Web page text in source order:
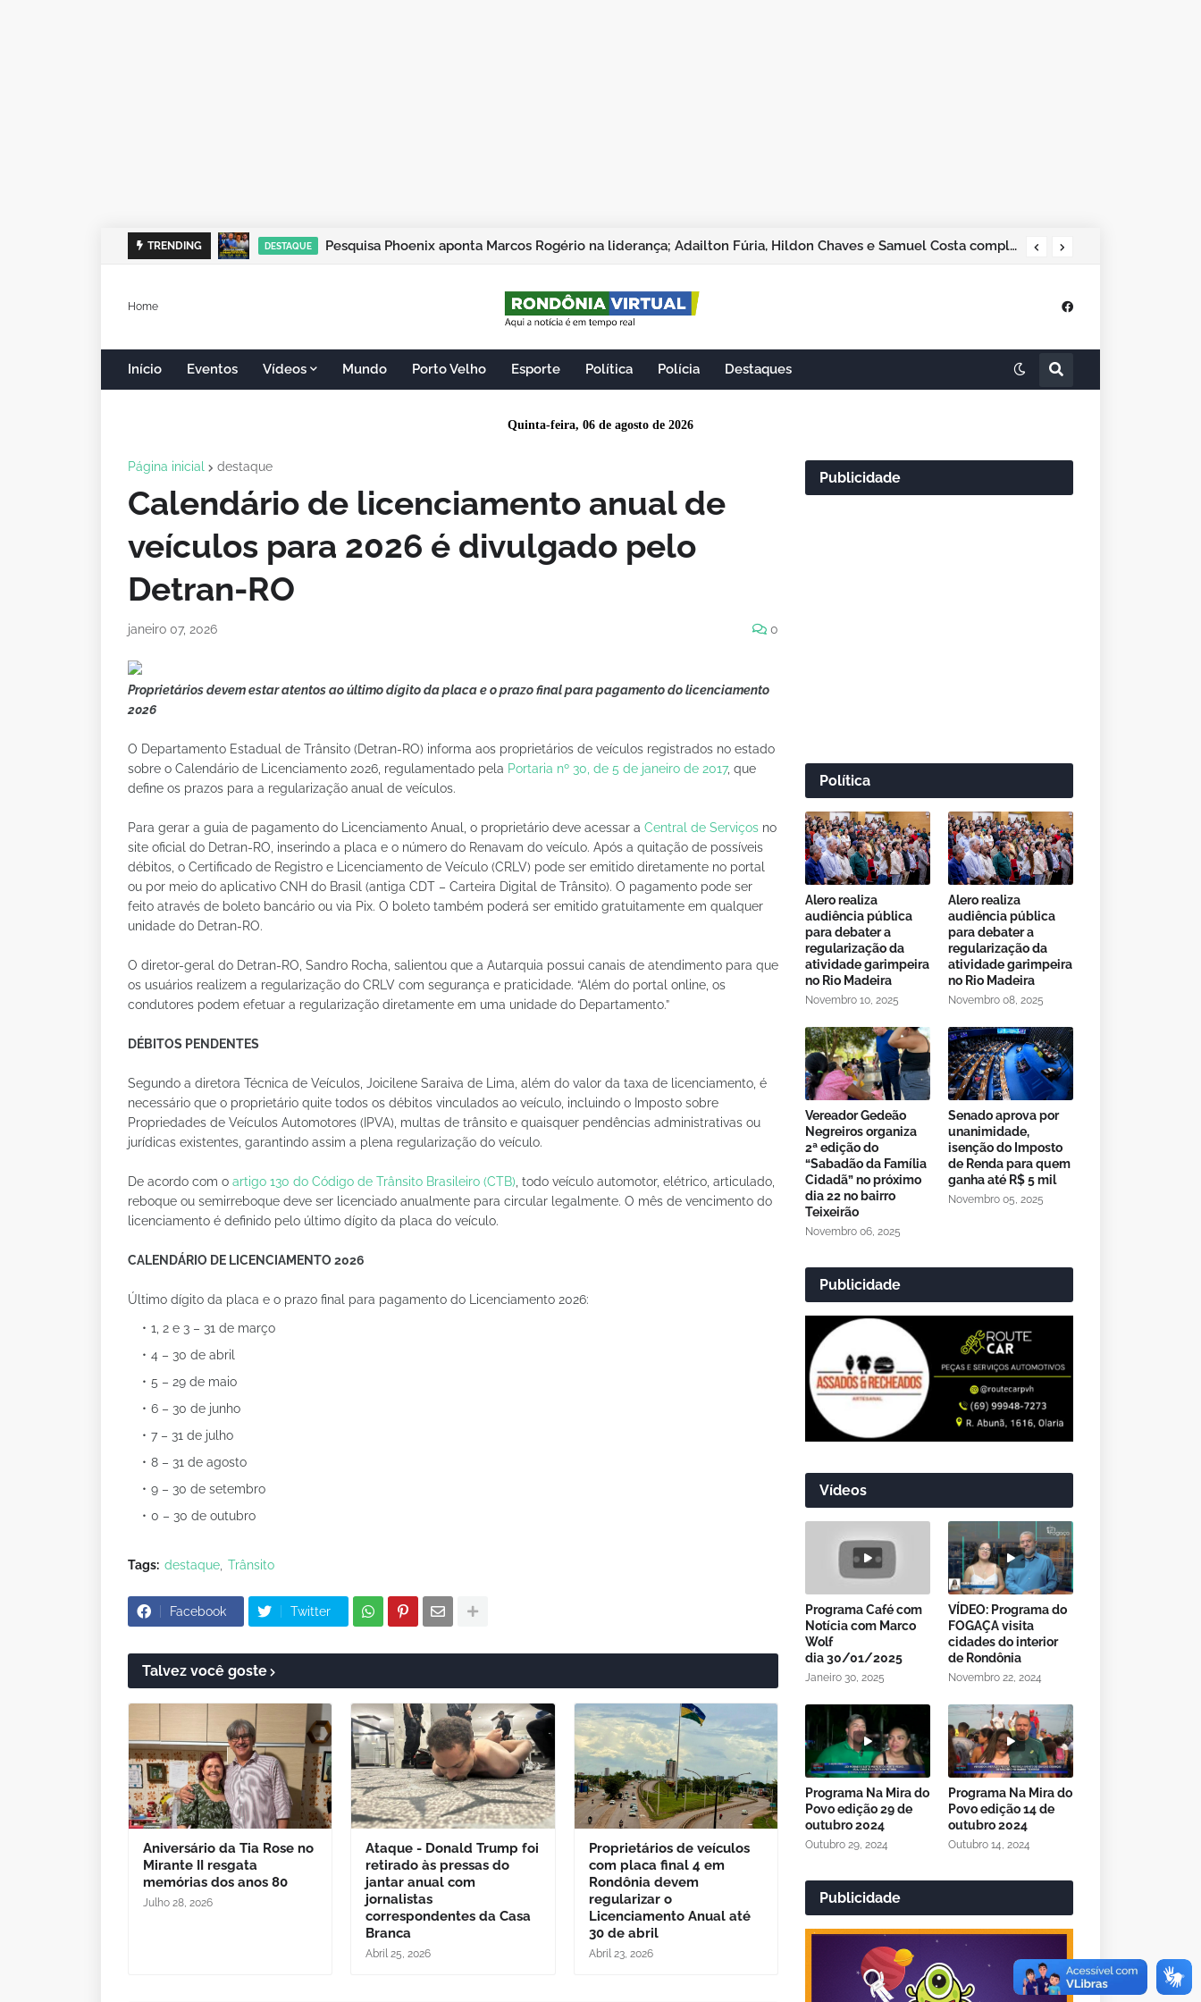
TRENDING DESTAQUE Pesquisa Phoenix aponta Marcos Rogério na liderança; Adailton Fúria, Hildon Chaves e Samuel Costa completam os quatro primeiros
Home
Início Eventos Vídeos Mundo Porto Velho Esporte Política Polícia Destaques
Quinta-feira, 06 de agosto de 2026
Página inicial destaque
Calendário de licenciamento anual de
veículos para 2026 é divulgado pelo
Detran-RO
janeiro 07, 2026 0
Proprietários devem estar atentos ao último dígito da placa e o prazo final para pagamento do licenciamento
2026
O Departamento Estadual de Trânsito (Detran-RO) informa aos proprietários de veículos registrados no estado
sobre o Calendário de Licenciamento 2026, regulamentado pela Portaria nº 30, de 5 de janeiro de 2017, que
define os prazos para a regularização anual de veículos.
Para gerar a guia de pagamento do Licenciamento Anual, o proprietário deve acessar a Central de Serviços no
site oficial do Detran-RO, inserindo a placa e o número do Renavam do veículo. Após a quitação de possíveis
débitos, o Certificado de Registro e Licenciamento de Veículo (CRLV) pode ser emitido diretamente no portal
ou por meio do aplicativo CNH do Brasil (antiga CDT – Carteira Digital de Trânsito). O pagamento pode ser
feito através de boleto bancário ou via Pix. O boleto também poderá ser emitido gratuitamente em qualquer
unidade do Detran-RO.
O diretor-geral do Detran-RO, Sandro Rocha, salientou que a Autarquia possui canais de atendimento para que
os usuários realizem a regularização do CRLV com segurança e praticidade. “Além do portal online, os
condutores podem efetuar a regularização diretamente em uma unidade do Departamento.”
DÉBITOS PENDENTES
Segundo a diretora Técnica de Veículos, Joicilene Saraiva de Lima, além do valor da taxa de licenciamento, é
necessário que o proprietário quite todos os débitos vinculados ao veículo, incluindo o Imposto sobre
Propriedades de Veículos Automotores (IPVA), multas de trânsito e quaisquer pendências administrativas ou
jurídicas existentes, garantindo assim a plena regularização do veículo.
De acordo com o artigo 130 do Código de Trânsito Brasileiro (CTB) , todo veículo automotor, elétrico, articulado,
reboque ou semirreboque deve ser licenciado anualmente para circular legalmente. O mês de vencimento do
licenciamento é definido pelo último dígito da placa do veículo.
CALENDÁRIO DE LICENCIAMENTO 2026
Último dígito da placa e o prazo final para pagamento do Licenciamento 2026:
1, 2 e 3 – 31 de março
4 – 30 de abril
5 – 29 de maio
6 – 30 de junho
7 – 31 de julho
8 – 31 de agosto
9 – 30 de setembro
0 – 30 de outubro
Tags: destaque Trânsito
Facebook Twitter
Talvez você goste
Aniversário da Tia Rose no
Mirante II resgata
memórias dos anos 80
Julho 28, 2026
Ataque - Donald Trump foi
retirado às pressas do
jantar anual com
jornalistas
correspondentes da Casa
Branca
Abril 25, 2026
Proprietários de veículos
com placa final 4 em
Rondônia devem
regularizar o
Licenciamento Anual até
30 de abril
Abril 23, 2026
Publicidade
Política
Alero realiza
audiência pública
para debater a
regularização da
atividade garimpeira
no Rio Madeira
Novembro 10, 2025
Alero realiza
audiência pública
para debater a
regularização da
atividade garimpeira
no Rio Madeira
Novembro 08, 2025
Vereador Gedeão
Negreiros organiza
2ª edição do
“Sabadão da Família
Cidadã” no próximo
dia 22 no bairro
Teixeirão
Novembro 06, 2025
Senado aprova por
unanimidade,
isenção do Imposto
de Renda para quem
ganha até R$ 5 mil
Novembro 05, 2025
Publicidade
Vídeos
Programa Café com
Notícia com Marco
Wolf
dia 30/01/2025
Janeiro 30, 2025
VÍDEO: Programa do
FOGAÇA visita
cidades do interior
de Rondônia
Novembro 22, 2024
Programa Na Mira do
Povo edição 29 de
outubro 2024
Outubro 29, 2024
Programa Na Mira do
Povo edição 14 de
outubro 2024
Outubro 14, 2024
Publicidade